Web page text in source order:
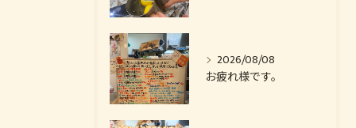
2026/08/08
お疲れ様です。